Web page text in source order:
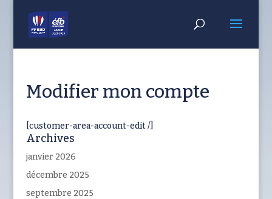
Modifier mon compte
[customer-area-account-edit /]
Archives
janvier 2026
décembre 2025
septembre 2025